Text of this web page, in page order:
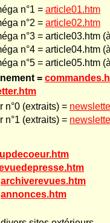
n°1 = article01.htm
n°2 = article02.htm
n°3 = article03.htm
n°4 = article04.htm
n°5 = article05.htm
=
n°0 (extraits) =
n°1 (extraits) =
archiverevues.htm
annonces.htm